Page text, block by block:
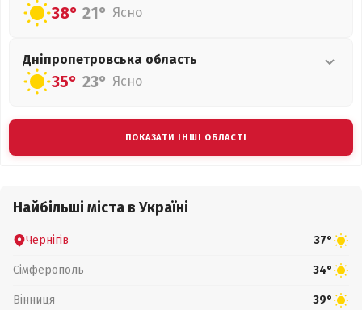
38° 21° Ясно
Дніпропетровська область
35° 23° Ясно
ПОКАЗАТИ ІНШІ ОБЛАСТІ
Найбільші міста в Україні
Чернігів 37°
Сімферополь 34°
Вінниця 39°